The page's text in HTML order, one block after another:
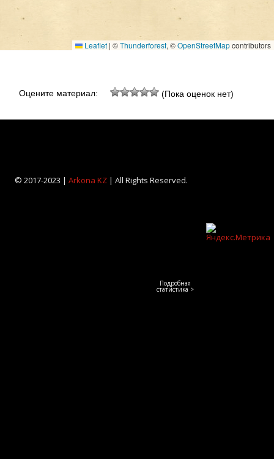
Leaflet | ©Thunderforest, ©OpenStreetMapcontributors
Оцените материал: (Пока оценок нет)
© 2017-2023 | Arkona KZ| All Rights Reserved.
Подробная
статистика >